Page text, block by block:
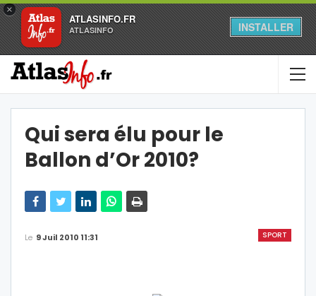
×
ATLASINFO.FR
ATLASINFO INSTALLER
Qui sera élu pour le
Ballon d’Or 2010?
SPORT
Le 9 Juil 2010 11:31